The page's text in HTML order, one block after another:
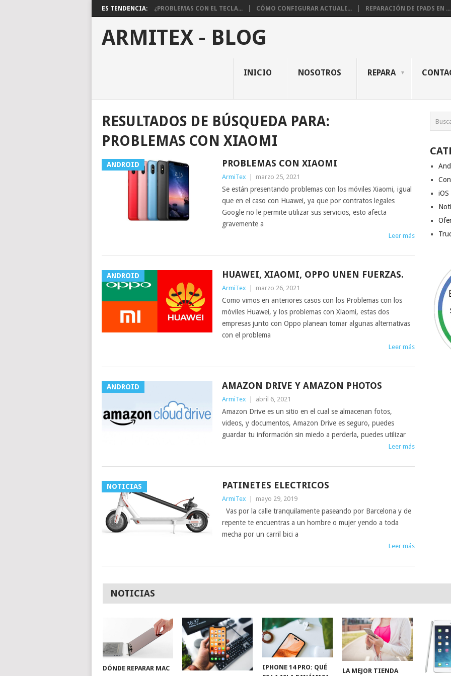
ES TENDENCIA: ¿PROBLEMAS CON EL TECLA... CÓMO CONFIGURAR ACTUALI... REPARACIÓN DE IPADS EN ...
ARMITEX - BLOG
INICIO NOSOTROS REPARA
RESULTADOS DE BÚSQUEDA PARA:
PROBLEMAS CON XIAOMI
ANDROID PROBLEMAS CON XIAOMI
ArmiTex marzo 25, 2021
Se están presentando problemas con los móviles Xiaomi, igual
que en el caso con Huawei, ya que por contratos legales
Google no le permite utilizar sus servicios, esto afecta
gravemente a
Leer más
ANDROID HUAWEI, XIAOMI, OPPO UNEN FUERZAS.
ArmiTex marzo 26, 2021
Como vimos en anteriores casos con los Problemas con los
móviles Huawei, y los problemas con Xiaomi, estas dos
empresas junto con Oppo planean tomar algunas alternativas
con el problema
Leer más
ANDROID AMAZON DRIVE Y AMAZON PHOTOS
ArmiTex abril 6, 2021
Amazon Drive es un sitio en el cual se almacenan fotos,
videos, y documentos, Amazon Drive es seguro, puedes
guardar tu información sin miedo a perderla, puedes utilizar
Leer más
NOTICIAS PATINETES ELECTRICOS
ArmiTex mayo 29, 2019
Vas por la calle tranquilamente paseando por Barcelona y de
repente te encuentras a un hombre o mujer yendo a toda
mecha por un carril bici a
Leer más
iOS
NOTICIAS
DÓNDE REPARAR MAC
IPHONE 14 PRO: QUÉ
LA MEJOR TIENDA